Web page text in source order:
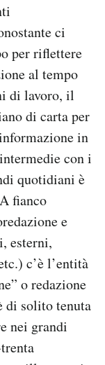
ci
per riflettere
al tempo
di lavoro, il
di carta per
in
con i
quotidiani è
fianco
e
esterni,
c’è l’entità
o redazione
di solito tenuta
nei grandi